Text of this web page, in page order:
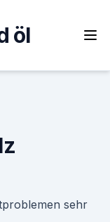
öl
sehr